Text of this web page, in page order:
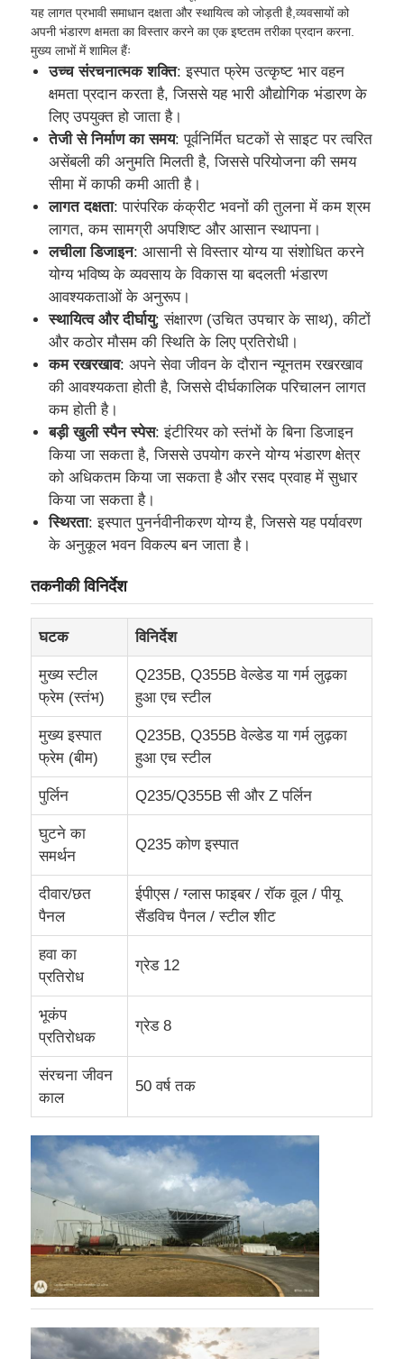
होम
उत्पाद
हमारे बारे में
फैक्टरी यात्रा
गुणवत्ता नियंत्रण
हमसे संपर्क करें
एक बोली का अनुरोध
हल्का स्टील प्रीफैब हाउस
इस्पात संरचना भवन
इस्पात संरचना कार्यशाला
वाणिज्यिक इस्पात भवन
खनन संरचनाएं
स्टील स्ट्रक्चर एयरक्राफ्ट हैंगर
इस्पात संरचनात्मक सामग्री
इस्पात संरचना पोल्ट्री हाउस
इस्पात संरचना जल टैंक टॉवर
यह लागत प्रभावी समाधान दक्षता और स्थायित्व को जोड़ती है,व्यवसायों को
अपनी भंडारण क्षमता का विस्तार करने का एक इष्टतम तरीका प्रदान करना.
मुख्य लाभों में शामिल हैंः
उच्च संरचनात्मक शक्ति: इस्पात फ्रेम उत्कृष्ट भार वहन
क्षमता प्रदान करता है, जिससे यह भारी औद्योगिक भंडारण के
लिए उपयुक्त हो जाता है।
तेजी से निर्माण का समय: पूर्वनिर्मित घटकों से साइट पर त्वरित
असेंबली की अनुमति मिलती है, जिससे परियोजना की समय
सीमा में काफी कमी आती है।
लागत दक्षता: पारंपरिक कंक्रीट भवनों की तुलना में कम श्रम
लागत, कम सामग्री अपशिष्ट और आसान स्थापना।
लचीला डिजाइन: आसानी से विस्तार योग्य या संशोधित करने
योग्य भविष्य के व्यवसाय के विकास या बदलती भंडारण
आवश्यकताओं के अनुरूप।
स्थायित्व और दीर्घायु: संक्षारण (उचित उपचार के साथ), कीटों
और कठोर मौसम की स्थिति के लिए प्रतिरोधी।
कम रखरखाव: अपने सेवा जीवन के दौरान न्यूनतम रखरखाव
की आवश्यकता होती है, जिससे दीर्घकालिक परिचालन लागत
कम होती है।
बड़ी खुली स्पैन स्पेस: इंटीरियर को स्तंभों के बिना डिजाइन
किया जा सकता है, जिससे उपयोग करने योग्य भंडारण क्षेत्र
को अधिकतम किया जा सकता है और रसद प्रवाह में सुधार
किया जा सकता है।
स्थिरता: इस्पात पुनर्नवीनीकरण योग्य है, जिससे यह पर्यावरण
के अनुकूल भवन विकल्प बन जाता है।
तकनीकी विनिर्देश
घटक विनिर्देश
मुख्य स्टील
फ्रेम (स्तंभ)
Q235B, Q355B वेल्डेड या गर्म लुढ़का
हुआ एच स्टील
मुख्य इस्पात
फ्रेम (बीम)
Q235B, Q355B वेल्डेड या गर्म लुढ़का
हुआ एच स्टील
पुर्लिन Q235/Q355B सी और Z पर्लिन
घुटने का
समर्थन
Q235 कोण इस्पात
दीवार/छत
पैनल
ईपीएस / ग्लास फाइबर / रॉक वूल / पीयू
सैंडविच पैनल / स्टील शीट
हवा का
प्रतिरोध
ग्रेड 12
भूकंप
प्रतिरोधक
ग्रेड 8
संरचना जीवन
काल
50 वर्ष तक